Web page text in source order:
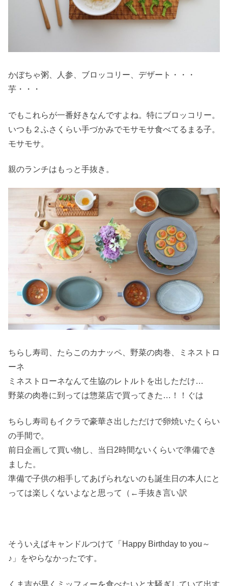
かぼちゃ粥、人参、ブロッコリー、デザート・・・
芋・・・
でもこれらが一番好きなんですよね。特にブロッコリー。
いつも２ふさくらい手づかみでモサモサ食べてるまる子。
モサモサ。
親のランチはもっと手抜き。
ちらし寿司、たらこのカナッペ、野菜の肉巻、ミネストロ
ーネ
ミネストローネなんて生協のレトルトを出しただけ…
野菜の肉巻に到っては惣菜店で買ってきた…！！ぐは
ちらし寿司もイクラで豪華さ出しただけで卵焼いたくらい
の手間で。
前日企画して買い物し、当日2時間ないくらいで準備でき
ました。
準備で子供の相手してあげられないのも誕生日の本人にと
っては楽しくないよなと思って（←手抜き言い訳
そういえばキャンドルつけて「Happy Birthday to you～
♪」をやらなかったです。
くま吉が早くミッフィーを食べたいと大騒ぎしていて出す